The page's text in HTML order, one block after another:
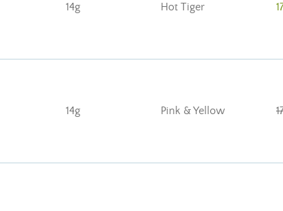
14g Hot Tiger
14g Pink & Yellow